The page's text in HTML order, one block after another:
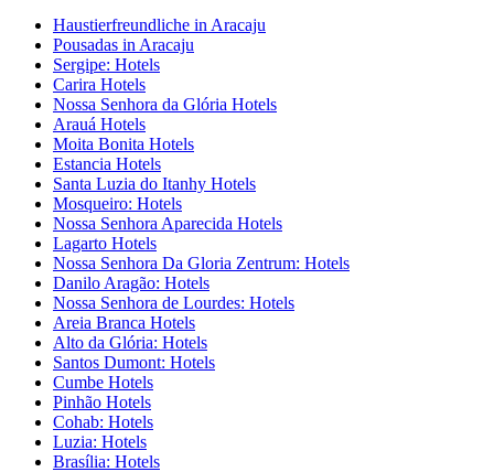
Haustierfreundliche in Aracaju
Pousadas in Aracaju
Sergipe: Hotels
Carira Hotels
Nossa Senhora da Glória Hotels
Arauá Hotels
Moita Bonita Hotels
Estancia Hotels
Santa Luzia do Itanhy Hotels
Mosqueiro: Hotels
Nossa Senhora Aparecida Hotels
Lagarto Hotels
Nossa Senhora Da Gloria Zentrum: Hotels
Danilo Aragão: Hotels
Nossa Senhora de Lourdes: Hotels
Areia Branca Hotels
Alto da Glória: Hotels
Santos Dumont: Hotels
Cumbe Hotels
Pinhão Hotels
Cohab: Hotels
Luzia: Hotels
Brasília: Hotels